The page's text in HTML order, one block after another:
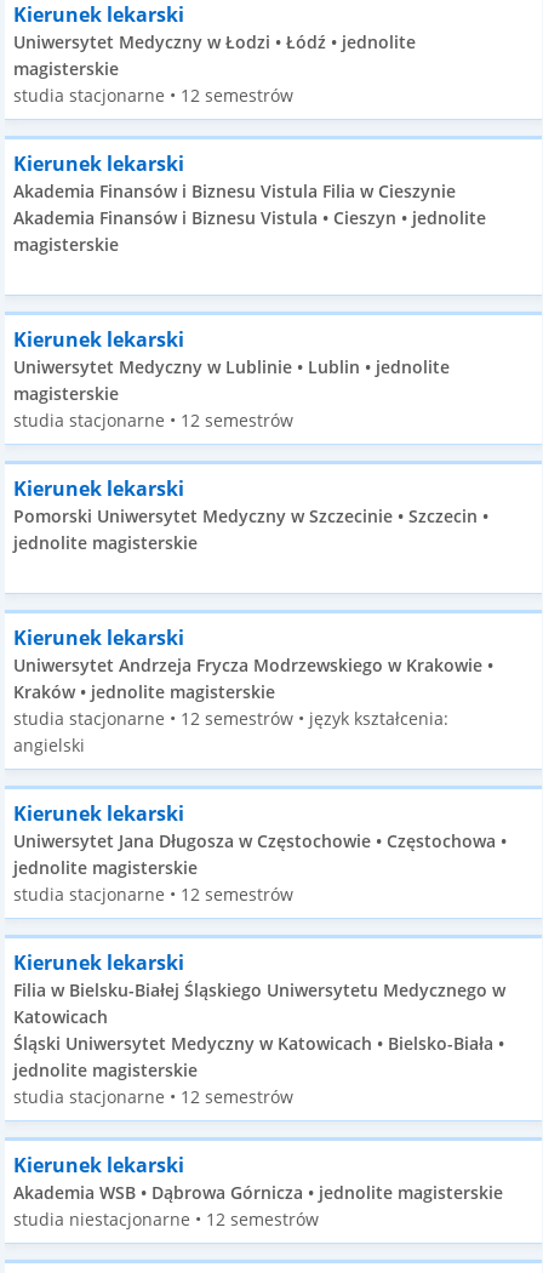
Kierunek lekarski
Uniwersytet Medyczny w Łodzi • Łódź • jednolite
magisterskie
studia stacjonarne • 12 semestrów
Kierunek lekarski
Akademia Finansów i Biznesu Vistula Filia w Cieszynie
Akademia Finansów i Biznesu Vistula • Cieszyn • jednolite
magisterskie
Kierunek lekarski
Uniwersytet Medyczny w Lublinie • Lublin • jednolite
magisterskie
studia stacjonarne • 12 semestrów
Kierunek lekarski
Pomorski Uniwersytet Medyczny w Szczecinie • Szczecin •
jednolite magisterskie
Kierunek lekarski
Uniwersytet Andrzeja Frycza Modrzewskiego w Krakowie •
Kraków • jednolite magisterskie
studia stacjonarne • 12 semestrów • język kształcenia:
angielski
Kierunek lekarski
Uniwersytet Jana Długosza w Częstochowie • Częstochowa •
jednolite magisterskie
studia stacjonarne • 12 semestrów
Kierunek lekarski
Filia w Bielsku-Białej Śląskiego Uniwersytetu Medycznego w
Katowicach
Śląski Uniwersytet Medyczny w Katowicach • Bielsko-Biała •
jednolite magisterskie
studia stacjonarne • 12 semestrów
Kierunek lekarski
Akademia WSB • Dąbrowa Górnicza • jednolite magisterskie
studia niestacjonarne • 12 semestrów